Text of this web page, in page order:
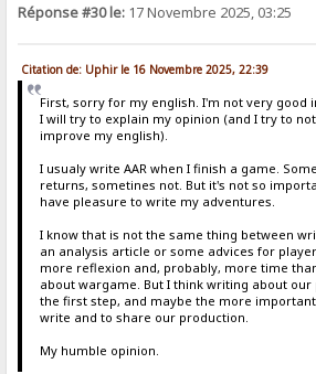
Réponse #30 le: 17 Novembre 2025, 03:25
Citation de: Uphir le 16 Novembre 2025, 22:39
First, sorry for my english. I'm not very good
I will try to explain my opinion (and I try to
improve my english).
I usualy write AAR when I finish a game.
returns, sometines not. But it's not so
have pleasure to write my adventures.
I know that is not the same thing between
an analysis article or some advices for
more reflexion and, probably, more time
about wargame. But I think writing about
the first step, and maybe the more
write and to share our production.
My humble opinion.